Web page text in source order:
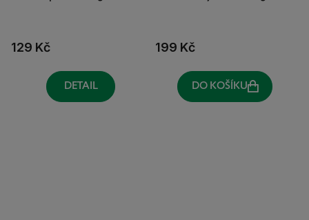
129 Kč
DETAIL
199 Kč
DO KOŠÍKU